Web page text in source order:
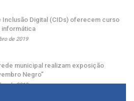
Inclusão Digital (CIDs) oferecem curso
informática
de 2019
municipal realizam exposição
Negro”
de 2019